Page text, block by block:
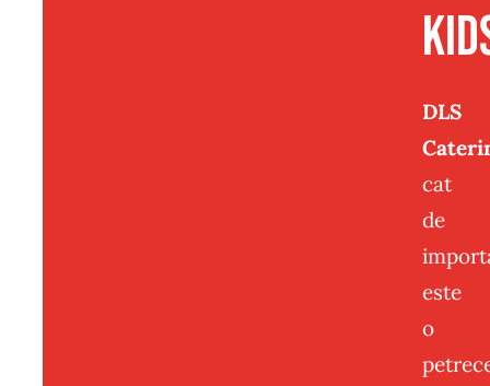
DLS
cat
de
este
o